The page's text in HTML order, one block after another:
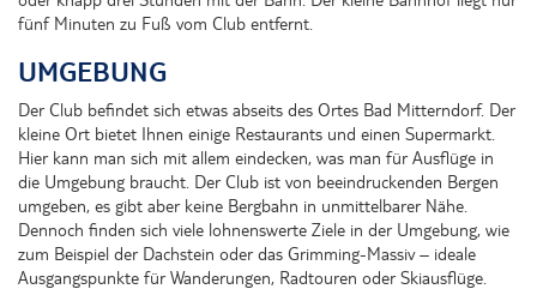
fünf Minuten zu Fuß vom Club entfernt.
UMGEBUNG
Der Club befindet sich etwas abseits des Ortes Bad Mitterndorf. Der
kleine Ort bietet Ihnen einige Restaurants und einen Supermarkt.
Hier kann man sich mit allem eindecken, was man für Ausflüge in
die Umgebung braucht. Der Club ist von beeindruckenden Bergen
umgeben, es gibt aber keine Bergbahn in unmittelbarer Nähe.
Dennoch finden sich viele lohnenswerte Ziele in der Umgebung, wie
zum Beispiel der Dachstein oder das Grimming-Massiv – ideale
Ausgangspunkte für Wanderungen, Radtouren oder Skiausflüge.